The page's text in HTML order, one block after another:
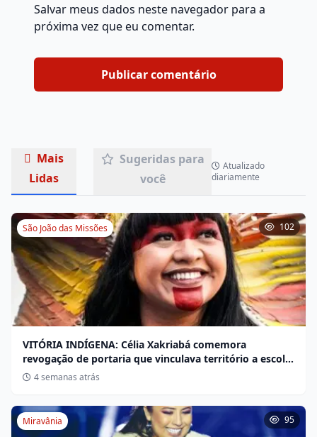
Salvar meus dados neste navegador para a
próxima vez que eu comentar.
Mais
Lidas
Sugeridas para
você
Atualizado
diariamente
São João das Missões 102
VITÓRIA INDÍGENA: Célia Xakriabá comemora
revogação de portaria que vinculava território a escola
não indígena
4 semanas atrás
Miravânia 95